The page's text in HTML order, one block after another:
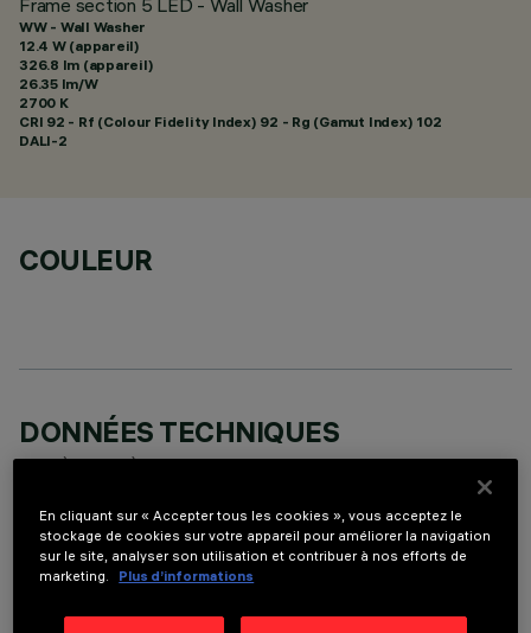
Frame section 5 LED - Wall Washer
WW - Wall Washer
12.4 W (appareil)
326.8 lm (appareil)
26.35 lm/W
2700 K
CRI 92 - Rf (Colour Fidelity Index) 92 - Rg (Gamut Index) 102
DALI-2
COULEUR
DONNÉES TECHNIQUES
DESCRIPTION
Appareil miniaturisé encastrable linéaire pour sources LED.
technologie brevetée du système otique garantit une
En cliquant sur « Accepter tous les cookies », vous acceptez le
stockage de cookies sur votre appareil pour améliorer la navigation
sur le site, analyser son utilisation et contribuer à nos efforts de
marketing.
Plus d’informations